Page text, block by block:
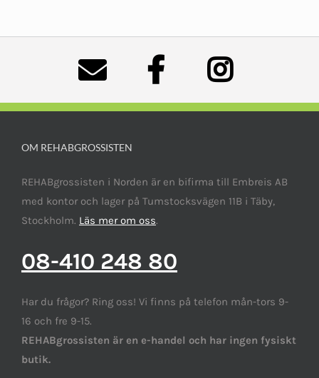
OM REHABGROSSISTEN
REHABgrossisten i Norden är en bifirma till Embreis AB
med kontor och lager på Tumstocksvägen 11B i Täby,
Stockholm. Läs mer om oss.
08-410 248 80
Har du frågor? Ring oss! Vi finns på telefon mån-tors 9-
16 och fre 9-15.
REHABgrossisten är en e-handel och har ingen fysiskt
butik.